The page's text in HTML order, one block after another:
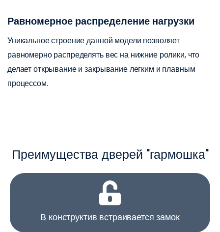
Равномерное распределение нагрузки
Уникальное строение данной модели позволяет
равномерно распределять вес на нижние ролики, что
делает открывание и закрывание легким и плавным
процессом.
Преимущества дверей "гармошка"
В конструктив встраивается замок